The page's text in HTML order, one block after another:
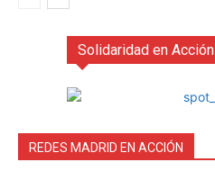
Solidaridad en Acción
REDES MADRID EN ACCIÓN